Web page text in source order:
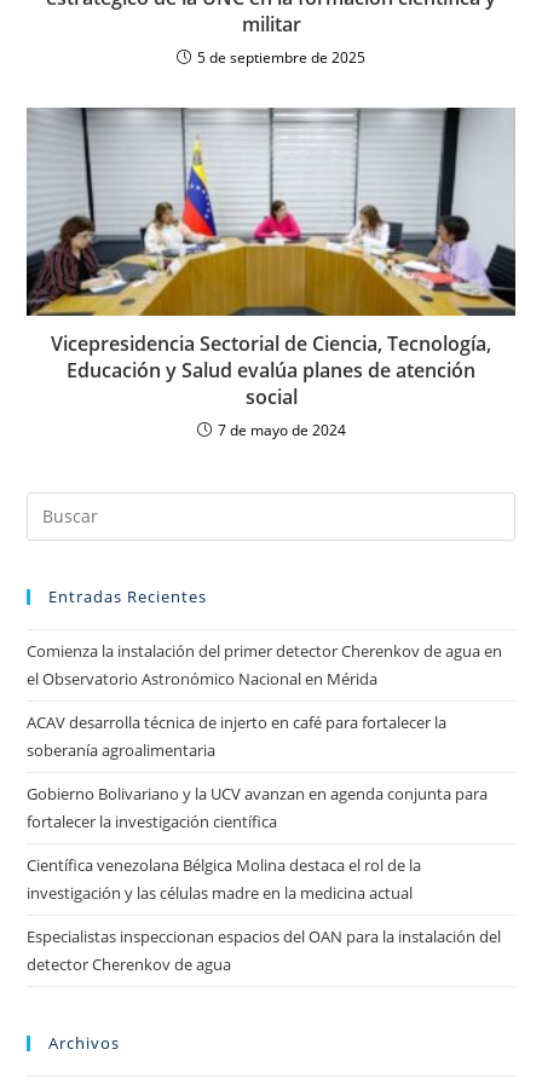
militar
5 de septiembre de 2025
Vicepresidencia Sectorial de Ciencia, Tecnología,
Educación y Salud evalúa planes de atención
social
7 de mayo de 2024
Entradas Recientes
Comienza la instalación del primer detector Cherenkov de agua en
el Observatorio Astronómico Nacional en Mérida
ACAV desarrolla técnica de injerto en café para fortalecer la
soberanía agroalimentaria
Gobierno Bolivariano y la UCV avanzan en agenda conjunta para
fortalecer la investigación científica
Científica venezolana Bélgica Molina destaca el rol de la
investigación y las células madre en la medicina actual
Especialistas inspeccionan espacios del OAN para la instalación del
detector Cherenkov de agua
Archivos